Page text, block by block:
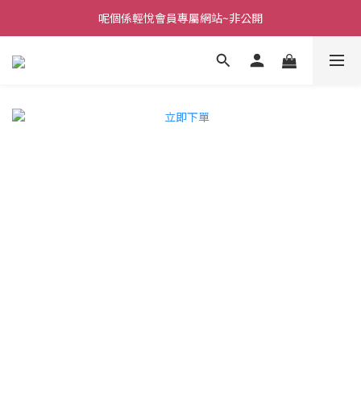
呢個係輕悅會員專屬網站~非公開